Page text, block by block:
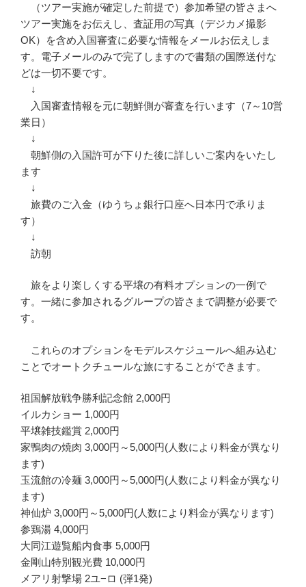
（ツアー実施が確定した前提で）参加希望の皆さまへ
ツアー実施をお伝えし、査証用の写真（デジカメ撮影
OK）を含め入国審査に必要な情報をメールお伝えしま
す。電子メールのみで完了しますので書類の国際送付な
どは一切不要です。
↓
入国審査情報を元に朝鮮側が審査を行います（7～10営
業日）
↓
朝鮮側の入国許可が下りた後に詳しいご案内をいたし
ます
↓
旅費のご入金（ゆうちょ銀行口座へ日本円で承りま
す）
↓
訪朝
旅をより楽しくする平壌の有料オプションの一例で
す。一緒に参加されるグループの皆さまで調整が必要で
す。
これらのオプションをモデルスケジュールへ組み込む
ことでオートクチュールな旅にすることができます。
祖国解放戦争勝利記念館 2,000円
イルカショー 1,000円
平壌雑技鑑賞 2,000円
家鴨肉の焼肉 3,000円～5,000円(人数により料金が異なり
ます)
玉流館の冷麺 3,000円～5,000円(人数により料金が異なり
ます)
神仙炉 3,000円～5,000円(人数により料金が異なります)
参鶏湯 4,000円
大同江遊覧船内食事 5,000円
金剛山特別観光費 10,000円
メアリ射撃場 2ユ−ロ (弾1発)